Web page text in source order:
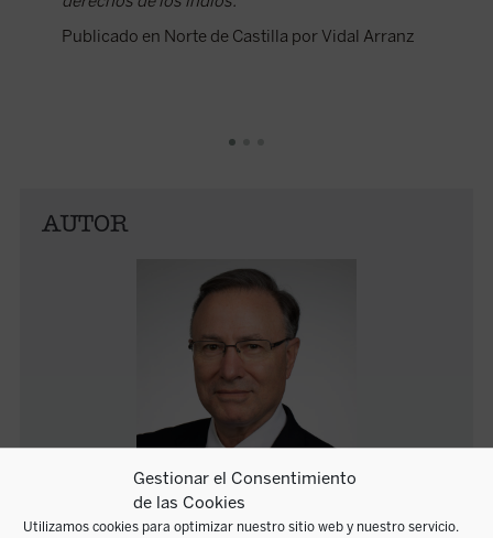
Gestionar el Consentimiento
de las Cookies
Utilizamos cookies para optimizar nuestro sitio web y nuestro servicio.
Publicado en Norte de Castilla por Vidal Arranz
AUTOR